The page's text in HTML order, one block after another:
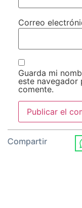
Correo
Guarda mi
este navegador
comente.
Compartir